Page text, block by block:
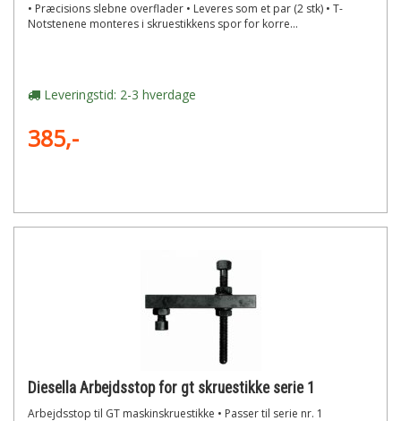
• ​Præcisions slebne overflader • Leveres som et par (2 stk) • T-
Notstenene monteres i skruestikkens spor for korre...
Leveringstid: 2-3 hverdage
385,-
Diesella Arbejdsstop for gt skruestikke serie 1
Arbejdsstop til GT maskinskruestikke • Passer til serie nr. 1